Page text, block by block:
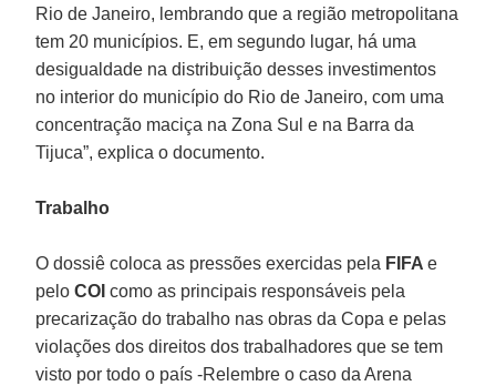
Rio de Janeiro, lembrando que a região metropolitana
tem 20 municípios. E, em segundo lugar, há uma
desigualdade na distribuição desses investimentos
no interior do município do Rio de Janeiro, com uma
concentração maciça na Zona Sul e na Barra da
Tijuca”, explica o documento.
Trabalho
O dossiê coloca as pressões exercidas pela FIFAe
peloCOIcomo as principais responsáveis pela
precarização do trabalho nas obras da Copa e pelas
violações dos direitos dos trabalhadores que se tem
visto por todo o país -Relembre o caso da Arena